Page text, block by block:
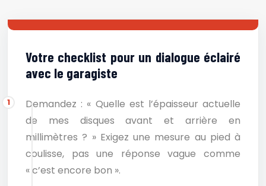
Votre checklist pour un dialogue éclairé
avec le garagiste
Demandez : « Quelle est l’épaisseur actuelle
de mes disques avant et arrière en
millimètres ? » Exigez une mesure au pied à
coulisse, pas une réponse vague comme
« c’est encore bon ».